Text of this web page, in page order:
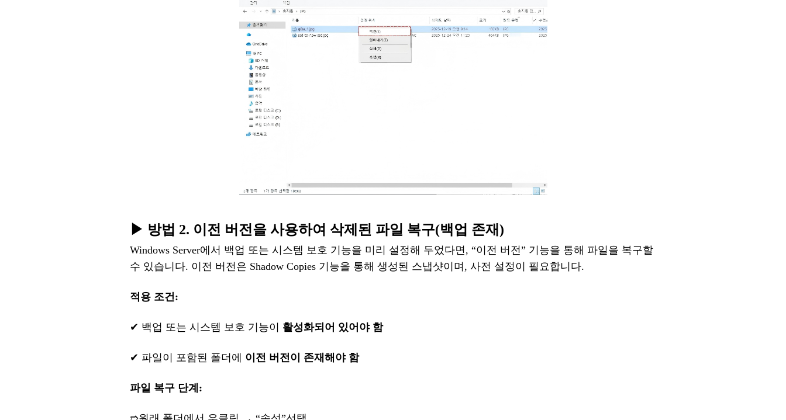
▶ 방법 2. 이전 버전을 사용하여 삭제된 파일 복구(백업 존재)
Windows Server에서 백업 또는 시스템 보호 기능을 미리 설정해 두었다면, “이전 버전” 기능을 통해 파일을 복구할
수 있습니다. 이전 버전은 Shadow Copies 기능을 통해 생성된 스냅샷이며, 사전 설정이 필요합니다.
적용 조건:
✔ 백업 또는 시스템 보호 기능이 활성화되어 있어야 함
✔ 파일이 포함된 폴더에 이전 버전이 존재해야 함
파일 복구 단계 :